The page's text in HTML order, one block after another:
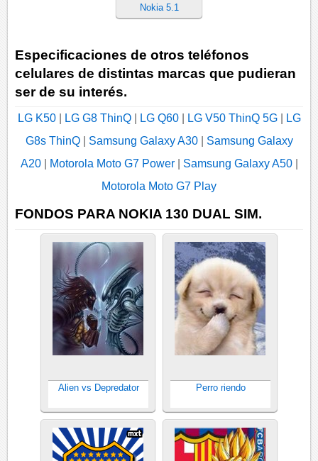
Nokia 5.1
Especificaciones de otros teléfonos
celulares de distintas marcas que pudieran
ser de su interés.
LG K50| LG G8 ThinQ| LG Q60| LG V50 ThinQ 5G|
LG
G8s ThinQ| Samsung Galaxy A30| Samsung Galaxy
A20| Motorola Moto G7 Power| Samsung Galaxy A50|
Motorola Moto G7 Play
FONDOS PARA NOKIA 130 DUAL SIM.
Alien vs Depredator Perro riendo